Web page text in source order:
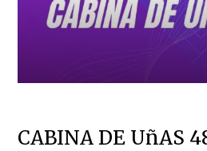
CABINA DE UñAS